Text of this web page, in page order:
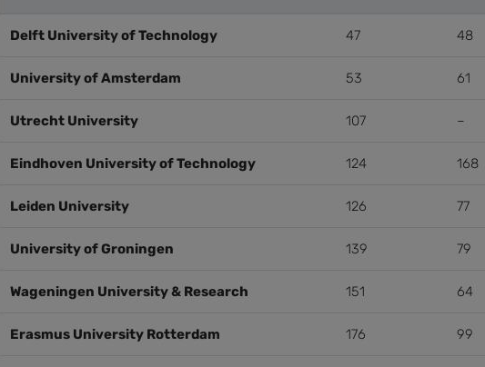
Delft University of Technology 47 48
University of Amsterdam 53 61
Utrecht University 107 –
Eindhoven University of Technology 124 168
Leiden University 126 77
University of Groningen 139 79
Wageningen University & Research 151 64
Erasmus University Rotterdam 176 99